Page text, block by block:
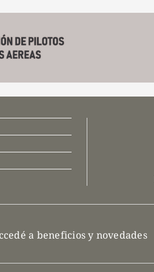
a beneficios y novedades